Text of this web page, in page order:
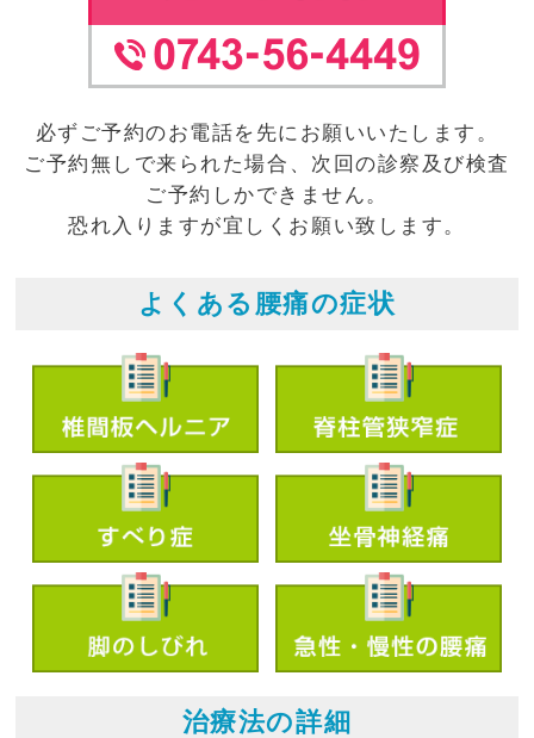
必ずご予約のお電話を先にお願いいたします。
ご予約無しで来られた場合、次回の診察及び検査
ご予約しかできません。
恐れ入りますが宜しくお願い致します。
よくある腰痛の症状
治療法の詳細